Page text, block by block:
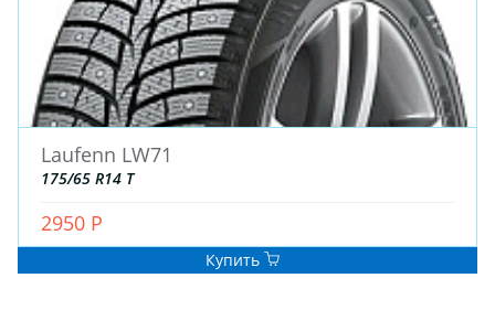
Laufenn LW71
175/65 R14 T
2950 Р
Купить